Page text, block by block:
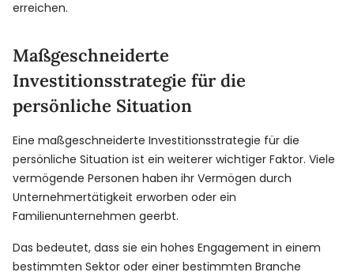
erreichen.
Maßgeschneiderte
Investitionsstrategie für die
persönliche Situation
Eine maßgeschneiderte Investitionsstrategie für die
persönliche Situation ist ein weiterer wichtiger Faktor. Viele
vermögende Personen haben ihr Vermögen durch
Unternehmertätigkeit erworben oder ein
Familienunternehmen geerbt.
Das bedeutet, dass sie ein hohes Engagement in einem
bestimmten Sektor oder einer bestimmten Branche